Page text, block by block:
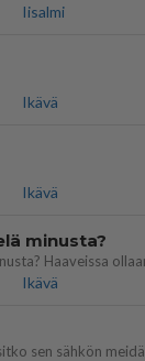
Iisalmi
Ikävä
Ikävä
minusta?
Ikävä